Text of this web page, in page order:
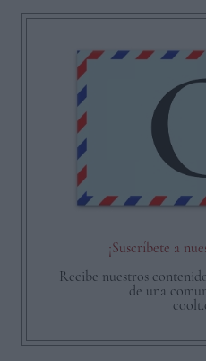
¡Suscríbete a
Recibe nuestros
de una